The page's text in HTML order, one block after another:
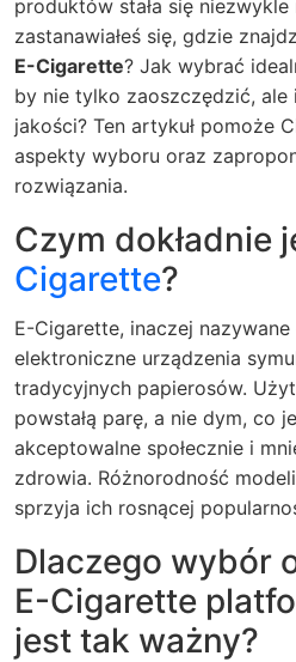
produktów stała się
zastanawiałeś się, gdzie
E-Cigarette? Jak wybrać
by nie tylko zaoszczędzić, ale
jakości? Ten artykuł pomoże
aspekty wyboru oraz
rozwiązania.
Czym dokładnie
Cigarette?
E-Cigarette, inaczej
elektroniczne urządzenia
tradycyjnych papierosów.
powstałą parę, a nie dym, co
akceptowalne społecznie i
zdrowia. Różnorodność
sprzyja ich rosnącej
Dlaczego wybór
E-Cigarette
jest tak ważny?